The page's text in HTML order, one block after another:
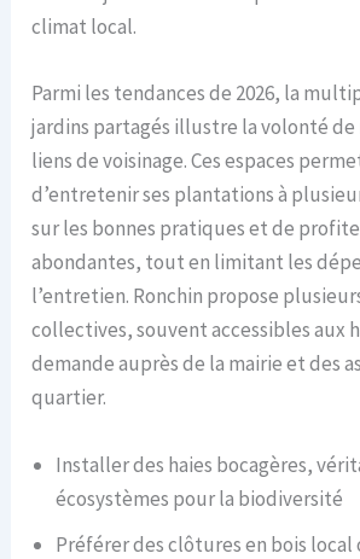
climat local.
Parmi les tendances de 2026, la
jardins partagés illustre la volonté
liens de voisinage. Ces espaces
d’entretenir ses plantations à
sur les bonnes pratiques et de
abondantes, tout en limitant les
l’entretien. Ronchin propose
collectives, souvent accessibles aux
demande auprès de la mairie et des
quartier.
Installer des haies bocagères,
écosystèmes pour la biodiversité
Préférer des clôtures en bois